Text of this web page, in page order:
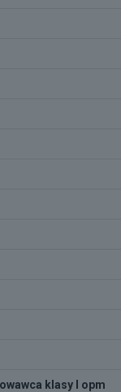
klasy I opm